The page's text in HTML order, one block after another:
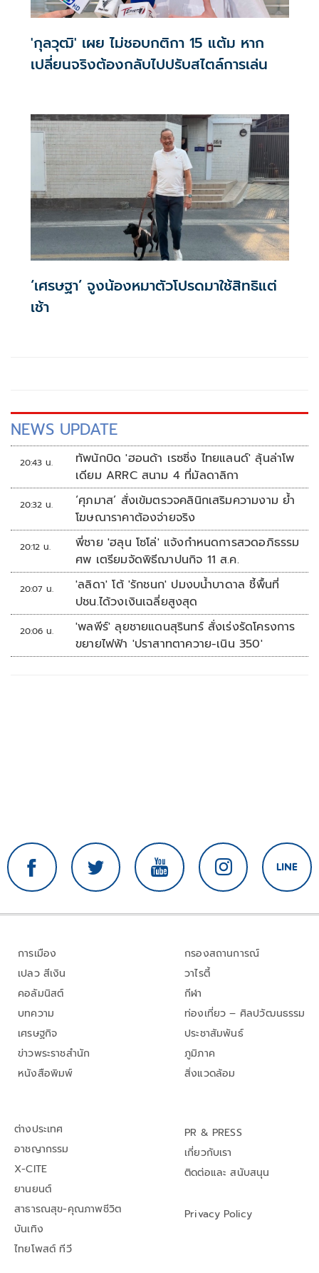
'กุลวุฒิ' เผย ไม่ชอบกติกา 15 แต้ม หาก
เปลี่ยนจริงต้องกลับไปปรับสไตล์การเล่น
‘เศรษฐา’ จูงน้องหมาตัวโปรดมาใช้สิทธิแต่
เช้า
NEWS UPDATE
20:43 น.
ทัพนักบิด 'ฮอนด้า เรซซิ่ง ไทยแลนด์' ลุ้นล่าโพ
เดียม ARRC สนาม 4 ที่มัลดาลิกา
20:32 น.
‘ศุภมาส’ สั่งเข้มตรวจคลินิกเสริมความงาม ย้ำ
โฆษณาราคาต้องจ่ายจริง
20:12 น.
พี่ชาย 'ฮลุน โซโล่' แจ้งกำหนดการสวดอภิธรรม
ศพ เตรียมจัดพิธีฌาปนกิจ 11 ส.ค.
20:07 น.
'ลลิดา' โต้ 'รักชนก' ปมงบน้ำบาดาล ชี้พื้นที่
ปชน.ได้วงเงินเฉลี่ยสูงสุด
20:06 น.
'พลพีร์' ลุยชายแดนสุรินทร์ สั่งเร่งรัดโครงการ
ขยายไฟฟ้า 'ปราสาทตาควาย-เนิน 350'
การเมือง
เปลว สีเงิน
คอลัมนิสต์
บทความ
เศรษฐกิจ
ข่าวพระราชสำนัก
หนังสือพิมพ์
กรองสถานการณ์
วาไรตี้
กีฬา
ท่องเที่ยว – ศิลปวัฒนธรรม
ประชาสัมพันธ์
ภูมิภาค
สิ่งแวดล้อม
ต่างประเทศ
อาชญากรรม
X-CITE
ยานยนต์
สาธารณสุข-คุณภาพชีวิต
บันเทิง
ไทยโพสต์ ทีวี
PR & PRESS
เกี่ยวกับเรา
ติดต่อและ สนับสนุน
Privacy Policy